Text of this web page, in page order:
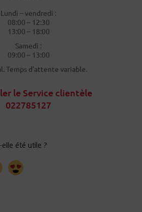
Lundi – vendredi :
08:00 – 12:30
13:00 – 18:00
Samedi :
09:00 – 13:00
Temps d’attente variable.
le Service clientèle
022785127